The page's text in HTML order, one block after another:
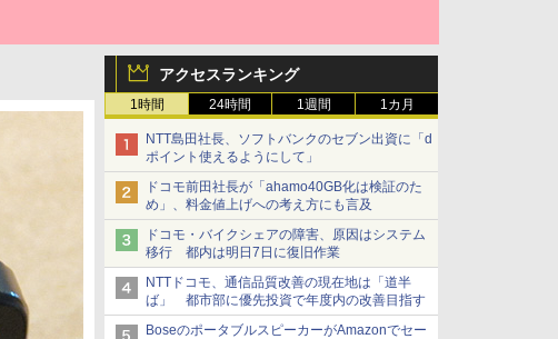
アクセスランキング
1時間 24時間 1週間 1カ月
NTT島田社長、ソフトバンクのセブン出資に「d
ポイント使えるようにして」
ドコモ前田社長が「ahamo40GB化は検証のた
め」、料金値上げへの考え方にも言及
ドコモ・バイクシェアの障害、原因はシステム
移行 都内は明日7日に復旧作業
NTTドコモ、通信品質改善の現在地は「道半
ば」 都市部に優先投資で年度内の改善目指す
BoseのポータブルスピーカーがAmazonでセー